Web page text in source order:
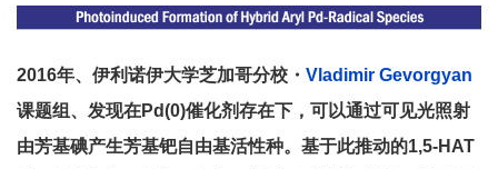
2016年、伊利诺伊大学芝加哥分校・ Vladimir Gevorgyan
课题组 、发现在Pd(0)催化剂存在下，可以通过可见光照射
由芳基碘产生芳基钯自由基活性种。基于此推动的1,5-HAT